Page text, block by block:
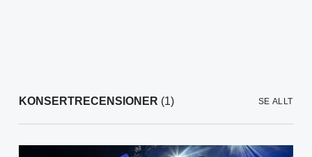
KONSERTRECENSIONER (1) SE ALLT